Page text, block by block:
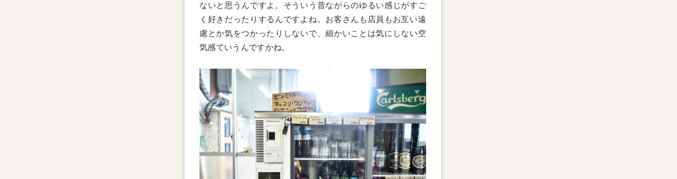
ないと思うんですよ。そういう昔ながらのゆるい感じがすご
く好きだったりするんですよね。お客さんも店員もお互い遠
慮とか気をつかったりしないで、細かいことは気にしない空
気感ていうんですかね。